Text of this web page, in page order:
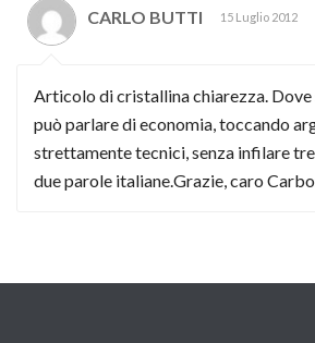
CARLO BUTTI 15 Luglio 2012
Articolo di cristallina chiarezza. Dove
può parlare di economia, toccando
strettamente tecnici, senza infilare
due parole italiane.Grazie, caro